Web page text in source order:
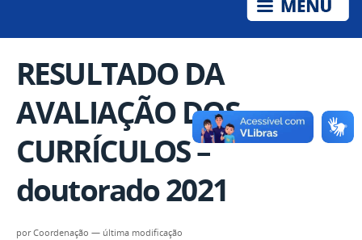
RESULTADO DA
AVALIAÇÃO DOS
CURRÍCULOS –
doutorado 2021
porCoordenação — última modificação